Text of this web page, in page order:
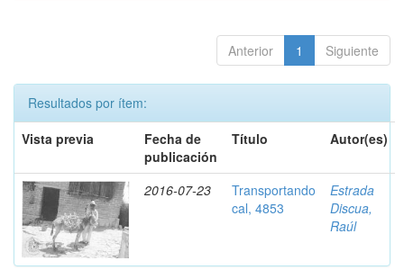
Anterior 1 Siguiente
Resultados por ítem:
Vista previa
Fecha de
publicación
Título Autor(es)
2016-07-23
Transportando
cal, 4853
Estrada
Discua,
Raúl